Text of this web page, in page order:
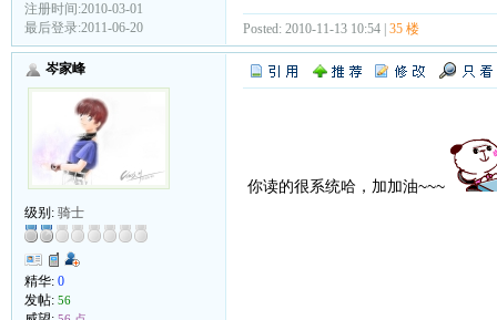
注册时间:2010-03-01
最后登录:2011-06-20
Posted: 2010-11-13 10:54 | 35 楼
岑家峰
级别: 骑士
精华: 0
发帖: 56
你读的很系统哈，加加油~~~